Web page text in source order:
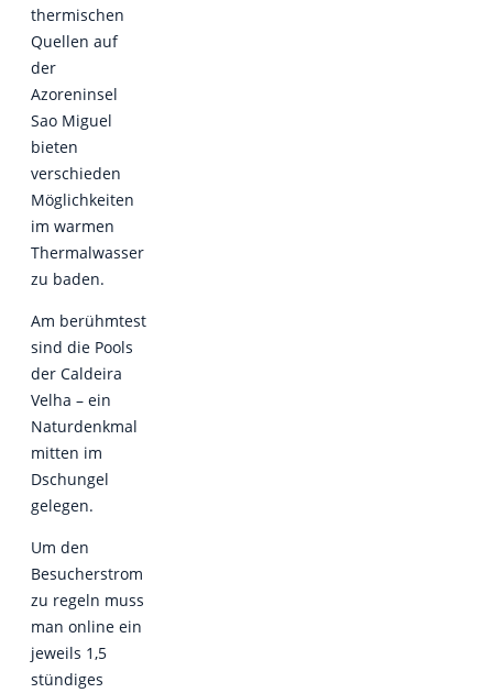
thermischen
Quellen auf
der
Azoreninsel
Sao Miguel
bieten
verschieden
Möglichkeiten
im warmen
Thermalwasser
zu baden.
Am berühmtest
sind die Pools
der Caldeira
Velha – ein
Naturdenkmal
mitten im
Dschungel
gelegen.
Um den
Besucherstrom
zu regeln muss
man online ein
jeweils 1,5
stündiges